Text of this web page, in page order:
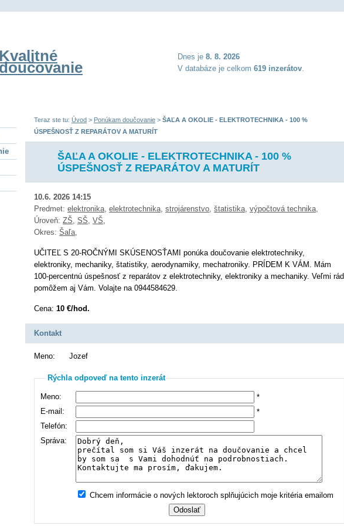
Kvalitné Dnes je 8. 8. 2026
V databáze je celkom 619 inzerátov.
Teraz ste tu: Úvod > Ponúkam doučovanie > ŠAĽA A OKOLIE - ELEKTROTECHNIKA - 100 %
ÚSPEŠNOSŤ Z REPARÁTOV A MATURÍT
ŠAĽA A OKOLIE - ELEKTROTECHNIKA - 100 %
ÚSPEŠNOSŤ Z REPARÁTOV A MATURÍT
10.6. 2026 14:15
Predmet: elektronika, elektrotechnika, strojárenstvo, štatistika, výpočtová technika,
Úroveň: ZŠ, SŠ, VŠ,
Okres: Šaľa,
UČITEĽ S 20-ROČNÝMI SKÚSENOSŤAMI ponúka doučovanie elektrotechniky,
elektroniky, mechaniky, štatistiky, aerodynamiky, mechatroniky. PRÍDEM K VÁM. Mám
100-percentnú úspešnosť z reparátov z elektrotechniky, elektroniky a mechaniky. Veľmi rád
pomôžem aj Vám. Volajte na 0944584629.
Cena: 10 €/hod.
Kontakt
Meno: Jozef
Rýchla odpoveď na tento inzerát
Meno:
*
E-mail:
*
Telefón:
Správa:
Chcem informácie o nových lektoroch splňujúcich moje kritéria emailom